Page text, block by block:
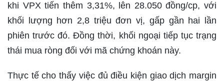
khi VPX tiến thêm 3,31%, lên 28.050 đồng/cp, với
khối lượng hơn 2,8 triệu đơn vị, gấp gần hai lần
phiên trước đó. Đồng thời, khối ngoại tiếp tục trạng
thái mua ròng đối với mã chứng khoán này.
Thực tế cho thấy việc đủ điều kiện giao dịch margin